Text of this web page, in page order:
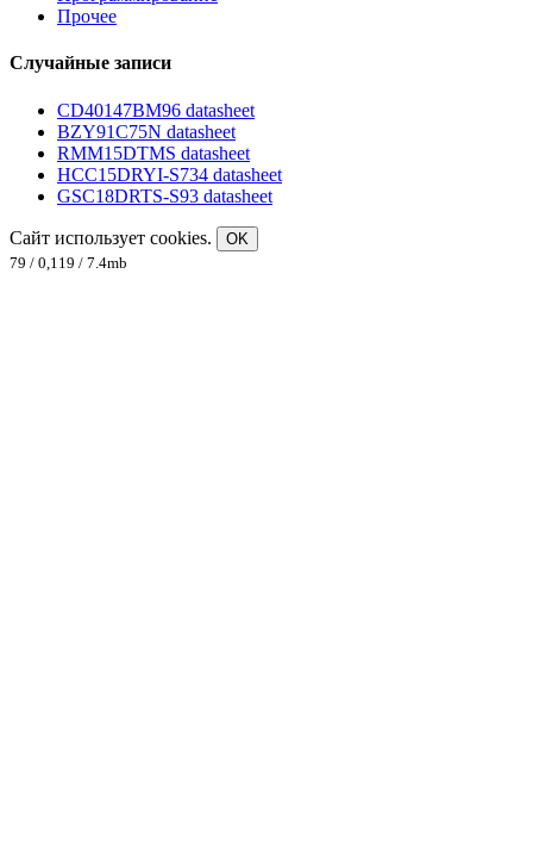
Прочее
Случайные записи
CD40147BM96 datasheet
BZY91C75N datasheet
RMM15DTMS datasheet
HCC15DRYI-S734 datasheet
GSC18DRTS-S93 datasheet
Сайт использует cookies.
OK
79 / 0,119 / 7.4mb